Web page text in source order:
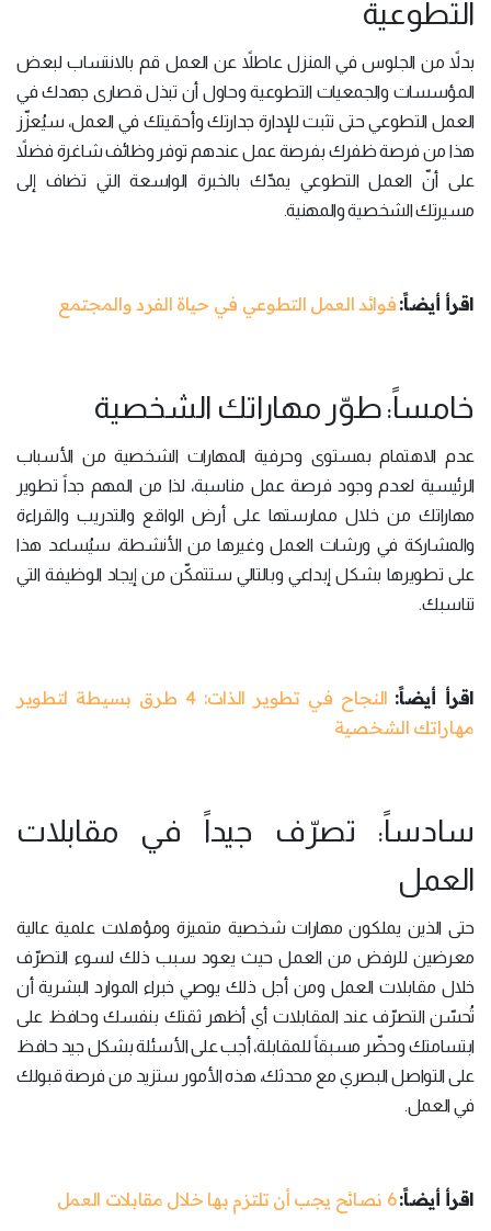
التطوعية
بدلاً من الجلوس في المنزل عاطلاً عن العمل قم بالانتساب لبعض
المؤسسات والجمعيات التطوعية وحاول أن تبذل قصارى جهدك في
العمل التطوعي حتى تثبت للإدارة جدارتك وأحقيتك في العمل، سيُعزّز
هذا من فرصة ظفرك بفرصة عمل عندهم توفر وظائف شاغرة فضلاً
على أنّ العمل التطوعي يمدّك بالخبرة الواسعة التي تضاف إلى
مسيرتك الشخصية والمهنية.
اقرأ أيضاً: فوائد العمل التطوعي في حياة الفرد والمجتمع
خامساً: طوّر مهاراتك الشخصية
عدم الاهتمام بمستوى وحرفية المهارات الشخصية من الأسباب
الرئيسية لعدم وجود فرصة عمل مناسبة، لذا من المهم جداً تطوير
مهاراتك من خلال ممارستها على أرض الواقع والتدريب والقراءة
والمشاركة في ورشات العمل وغيرها من الأنشطة، سيُساعد هذا
على تطويرها بشكل إبداعي وبالتالي ستتمكّن من إيجاد الوظيفة التي
تناسبك.
اقرأ أيضاً:
النجاح في تطوير الذات: 4 طرق بسيطة لتطوير
مهاراتك الشخصية
سادساً: تصرّف جيداً في مقابلات
العمل
حتى الذين يملكون مهارات شخصية متميزة ومؤهلات علمية عالية
معرضين للرفض من العمل حيث يعود سبب ذلك لسوء التصرّف
خلال مقابلات العمل ومن أجل ذلك يوصي خبراء الموارد البشرية أن
تُحسّن التصرّف عند المقابلات أي أظهر ثقتك بنفسك وحافظ على
ابتسامتك وحضّر مسبقاً للمقابلة، أجب على الأسئلة بشكل جيد حافظ
على التواصل البصري مع محدثك، هذه الأمور ستزيد من فرصة قبولك
في العمل.
اقرأ أيضاً:6 نصائح يجب أن تلتزم بها خلال مقابلات العمل